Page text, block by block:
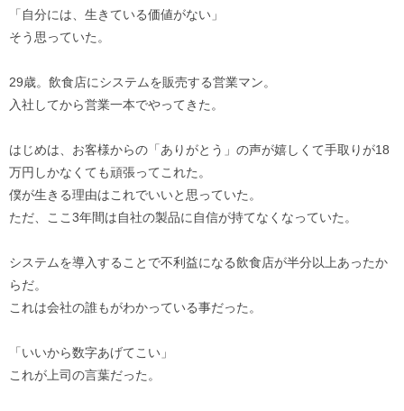
「自分には、生きている価値がない」
そう思っていた。
29歳。飲食店にシステムを販売する営業マン。
入社してから営業一本でやってきた。
はじめは、お客様からの「ありがとう」の声が嬉しくて手取りが18
万円しかなくても頑張ってこれた。
僕が生きる理由はこれでいいと思っていた。
ただ、ここ3年間は自社の製品に自信が持てなくなっていた。
システムを導入することで不利益になる飲食店が半分以上あったか
らだ。
これは会社の誰もがわかっている事だった。
「いいから数字あげてこい」
これが上司の言葉だった。